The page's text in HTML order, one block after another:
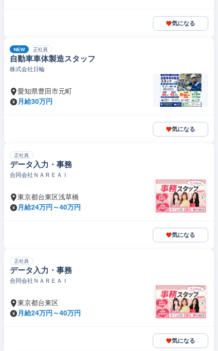
気になる
NEW 正社員
自動車車体製造スタッフ
株式会社日輪
愛知県豊田市元町
月給30万円
気になる
正社員
データ入力・事務
合同会社ＮＡＲＥＡＩ
東京都台東区浅草橋
月給24万円～40万円
気になる
正社員
データ入力・事務
合同会社ＮＡＲＥＡＩ
東京都台東区
月給24万円～40万円
気になる